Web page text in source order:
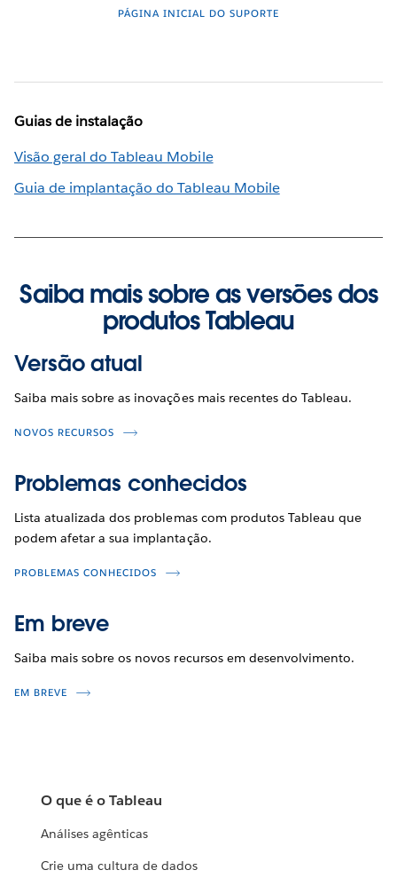
PÁGINA INICIAL DO SUPORTE
Guias de instalação
Visão geral do Tableau Mobile
Guia de implantação do Tableau Mobile
Saiba mais sobre as versões dos
produtos Tableau
Versão atual
Saiba mais sobre as inovações mais recentes do Tableau.
NOVOS RECURSOS
Problemas conhecidos
Lista atualizada dos problemas com produtos Tableau que
podem afetar a sua implantação.
PROBLEMAS CONHECIDOS
Em breve
Saiba mais sobre os novos recursos em desenvolvimento.
EM BREVE
O que é o Tableau
Análises agênticas
Crie uma cultura de dados